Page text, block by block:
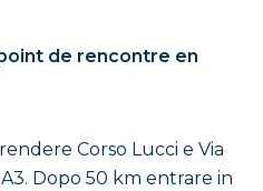
de rencontre en
Corso Lucci e Via
Dopo 50 km entrare in